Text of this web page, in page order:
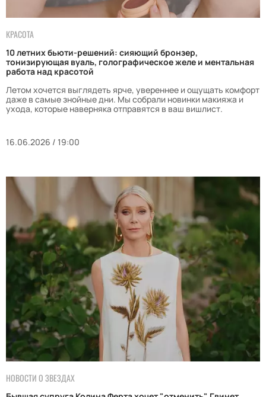
КРАСОТА
10 летних бьюти-решений: сияющий бронзер,
тонизирующая вуаль, голографическое желе и ментальная
работа над красотой
Летом хочется выглядеть ярче, увереннее и ощущать комфорт
даже в самые знойные дни. Мы собрали новинки макияжа и
ухода, которые наверняка отправятся в ваш вишлист.
16.06.2026 / 19:00
НОВОСТИ О ЗВЕЗДАХ